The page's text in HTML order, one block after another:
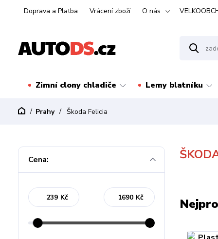
Doprava a Platba Vrácení zboží O nás
Zimní clony chladiče Lemy blatníku
Prahy Škoda Felicia
Cena:
Kč Kč